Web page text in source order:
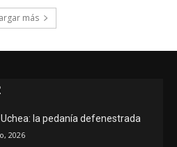
más
la pedanía defenestrada
2026